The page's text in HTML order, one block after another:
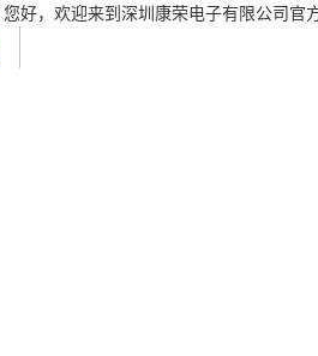
您好，欢迎来到深圳康荣电子有限公司官